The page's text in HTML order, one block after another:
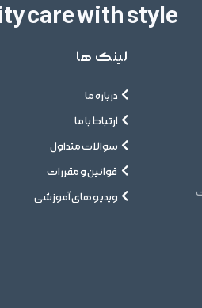
care with style
لینک ها
درباره ما
ارتباط با ما
سوالات متداول
قوانین و مقررات
ویدیو های آموزشی